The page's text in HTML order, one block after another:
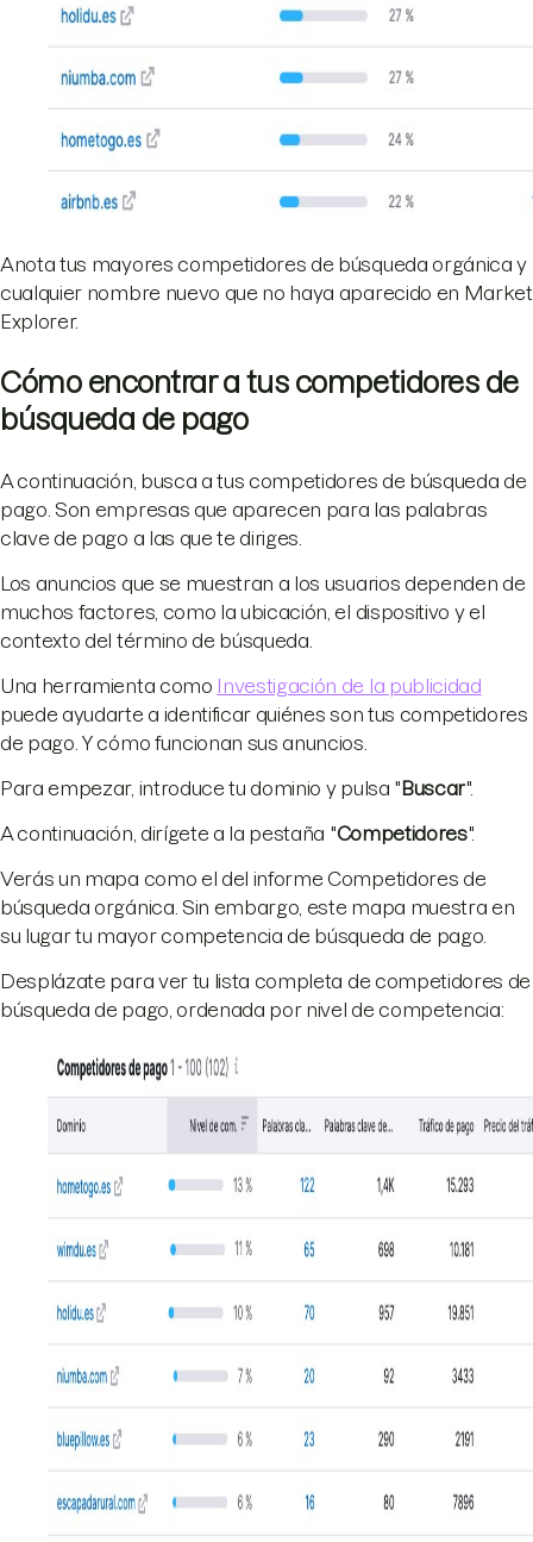
Anota tus mayores competidores de búsqueda orgánica y
cualquier nombre nuevo que no haya aparecido en Market
Explorer.
Cómo encontrar a tus competidores de
búsqueda de pago
A continuación, busca a tus competidores de búsqueda de
pago. Son empresas que aparecen para las palabras
clave de pago a las que te diriges.
Los anuncios que se muestran a los usuarios dependen de
muchos factores, como la ubicación, el dispositivo y el
contexto del término de búsqueda.
Una herramienta como Investigación de la publicidad
puede ayudarte a identificar quiénes son tus competidores
de pago. Y cómo funcionan sus anuncios.
Para empezar, introduce tu dominio y pulsa "Buscar".
A continuación, dirígete a la pestaña "Competidores".
Verás un mapa como el del informe Competidores de
búsqueda orgánica. Sin embargo, este mapa muestra en
su lugar tu mayor competencia de búsqueda de pago.
Desplázate para ver tu lista completa de competidores de
búsqueda de pago, ordenada por nivel de competencia: